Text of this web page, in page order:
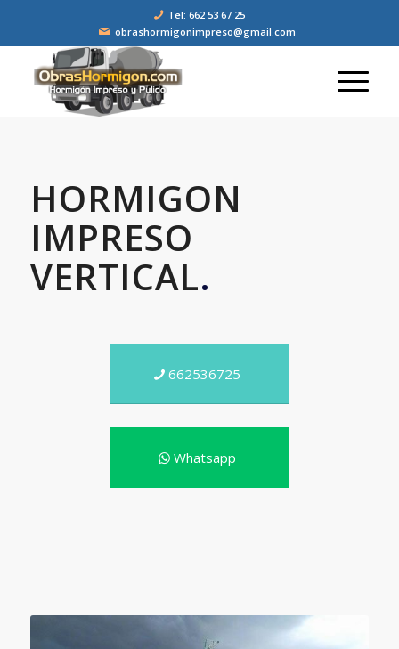
Tel: 662 53 67 25
obrashormigonimpreso@gmail.com
HORMIGON
IMPRESO
VERTICAL.
662536725
Whatsapp